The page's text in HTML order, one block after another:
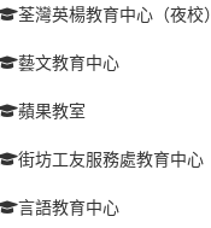
荃灣英楊教育中心（夜校）
藝文教育中心
蘋果教室
街坊工友服務處教育中心
言語教育中心